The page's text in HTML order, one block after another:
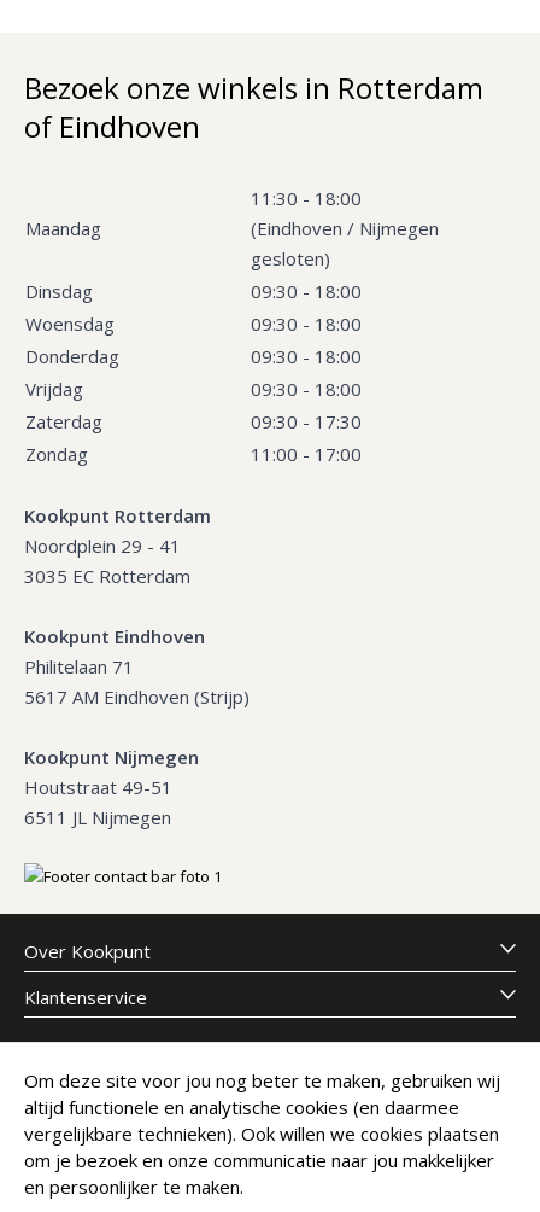
Bezoek onze winkels in Rotterdam
of Eindhoven
Maandag
11:30 - 18:00
(Eindhoven / Nijmegen
gesloten)
Dinsdag
09:30 - 18:00
Woensdag
09:30 - 18:00
Donderdag
09:30 - 18:00
Vrijdag
09:30 - 18:00
Zaterdag
09:30 - 17:30
Zondag
11:00 - 17:00
Kookpunt Rotterdam
Noordplein 29 - 41
3035 EC Rotterdam
Kookpunt Eindhoven
Philitelaan 71
5617 AM Eindhoven (Strijp)
Kookpunt Nijmegen
Houtstraat 49-51
6511 JL Nijmegen
Over Kookpunt
Klantenservice
Meld je aan voor onze nieuwsbrief
E-mailadres
Abonneer
Om deze site voor jou nog beter te maken, gebruiken wij
altijd functionele en analytische cookies (en daarmee
vergelijkbare technieken). Ook willen we cookies plaatsen
om je bezoek en onze communicatie naar jou makkelijker
en persoonlijker te maken.